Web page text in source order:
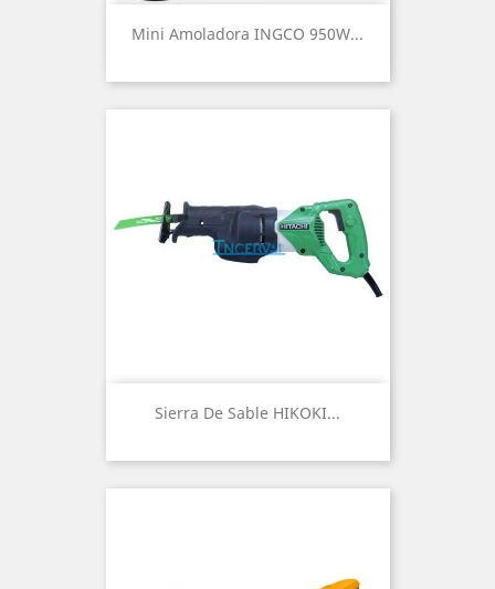
Mini Amoladora INGCO 950W...
Sierra De Sable HIKOKI...